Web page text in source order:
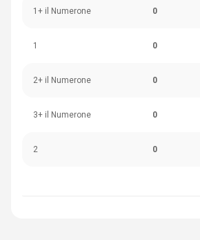
1+ il Numerone 0
1 0
2+ il Numerone 0
3+ il Numerone 0
2 0